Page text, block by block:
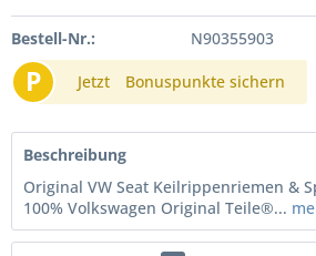
Bestell-Nr.: N90355903
P Jetzt Bonuspunkte sichern
Beschreibung
Original VW Seat Keilrippenriemen &
100% Volkswagen Original Teile®...